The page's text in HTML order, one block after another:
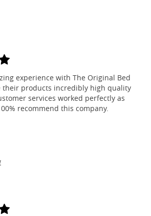
experience with The Original Bed
their products incredibly high quality
services worked perfectly as
recommend this company.